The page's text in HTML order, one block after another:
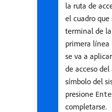
la ruta de
el cuadro
terminal de
primera línea
se va a
de acceso
símbolo del
presione
completarse.